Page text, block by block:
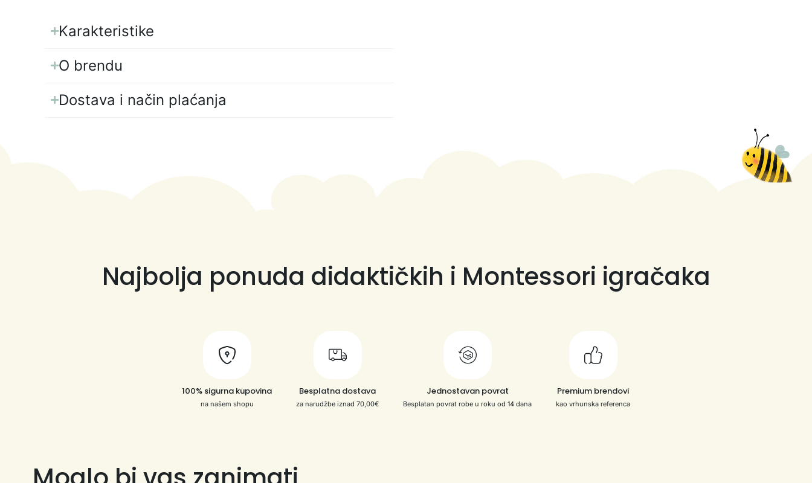
Karakteristike
O brendu
Dostava i način plaćanja
Najbolja ponuda didaktičkih i Montessori igračaka
100% sigurna kupovina
na našem shopu
Besplatna dostava
za narudžbe iznad 70,00€
Jednostavan povrat
Besplatan povrat robe u roku od 14 dana
Premium brendovi
kao vrhunska referenca